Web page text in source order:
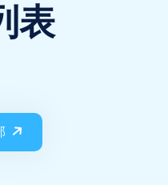
表